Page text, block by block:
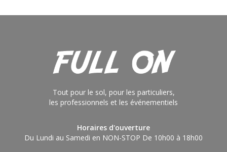
Tout pour le sol, pour les particuliers,
les professionnels et les événementiels
Horaires d'ouverture
Du Lundi au Samedi en NON-STOP De 10h00 à 18h00